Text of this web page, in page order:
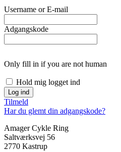
Username or E-mail
Adgangskode
Only fill in if you are not human
Hold mig logget ind
Tilmeld
Har du glemt din adgangskode?
Amager Cykle Ring
Saltværksvej 56
2770 Kastrup